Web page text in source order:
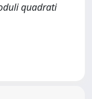
quadrati